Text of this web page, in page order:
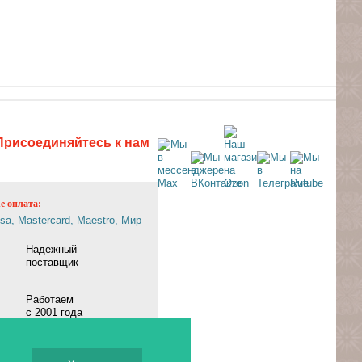
к нам
оплата:
Надежный
поставщик
Работаем
с 2001 года